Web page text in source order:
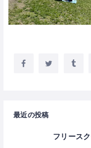
最近の投稿
フリース